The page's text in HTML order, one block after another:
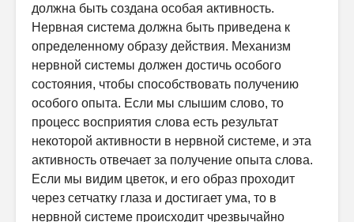
должна быть создана особая активность.
Нервная система должна быть приведена к
определенному образу действия. Механизм
нервной системы должен достичь особого
состояния, чтобы способствовать получению
особого опыта. Если мы слышим слово, то
процесс восприятия слова есть результат
некоторой активности в нервной системе, и эта
активность отвечает за получение опыта слова.
Если мы видим цветок, и его образ проходит
через сетчатку глаза и достигает ума, то в
нервной системе происходит чрезвычайно